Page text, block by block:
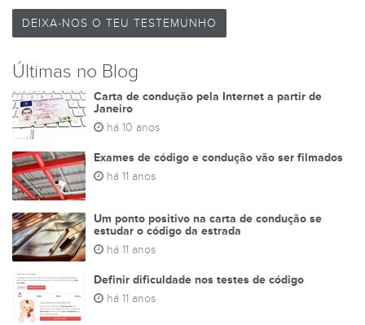
DEIXA-NOS O TEU TESTEMUNHO
Últimas no Blog
Carta de condução pela Internet a partir de
Janeiro
há 10 anos
Exames de código e condução vão ser filmados
há 11 anos
Um ponto positivo na carta de condução se
estudar o código da estrada
há 11 anos
Definir dificuldade nos testes de código
há 11 anos